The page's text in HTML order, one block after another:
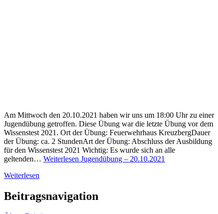
Am Mittwoch den 20.10.2021 haben wir uns um 18:00 Uhr zu einer
Jugendübung getroffen. Diese Übung war die letzte Übung vor dem
Wissenstest 2021. Ort der Übung: Feuerwehrhaus KreuzbergDauer
der Übung: ca. 2 StundenArt der Übung: Abschluss der Ausbildung
für den Wissenstest 2021 Wichtig: Es wurde sich an alle
geltenden… Weiterlesen Jugendübung – 20.10.2021
Weiterlesen
Beitragsnavigation